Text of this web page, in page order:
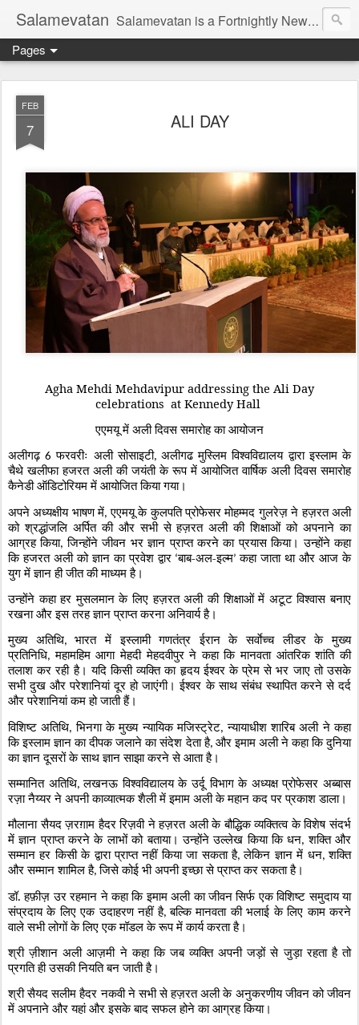
Salamevatan Salamevatan is a Fortnightly Newspaper published from Aligarh, India. Established on 15th August, 2003, the Newspaper aims to provide quality News, Views, Articles, Essays, interviews and many other things which are beneficial to the Common people of India, making them aware and helping them in performing their day to day activities more efficiently and effectively.
Pages
FEB
7 ALI DAY
Agha Mehdi Mehdavipur addressing the Ali Day
celebrations at Kennedy Hall
एएमयू में अलीदिवस समारोह का आयोजन
अलीगढ़6 फरवरीः अली सोसाइटी,अलीगढ मुस्लिम विश्वविद्यालय द्वारा इस्लाम के
चैथे खलीफा हजरत अली की जयंती के रूप में आयोजित वार्षिक अली दिवस समारोह
कैनेडी ऑडिटोरियम में आयोजित किया गया।
अपने अध्यक्षीय भाषण में,एएमयू के कुलपति प्रोफेसर मोहम्मद गुलरेज़ ने हज़रत अली
को श्रद्धांजलि अर्पित की और सभी से हज़रत अली की शिक्षाओं को अपनाने का
आग्रह किया,जिन्होंने जीवन भर ज्ञान प्राप्त करने का प्रयास किया। उन्होंने कहा
कि हजरत अली को ज्ञान का प्रवेश द्वार ‘बाब-अल-इल्म’कहा जाता था और आज के
युग में ज्ञान ही जीत की माध्यम है।
उन्होंने कहा हर मुसलमान के लिए हज़रत अली की शिक्षाओं में अटूट विश्वास बनाए
रखना और इस तरह ज्ञान प्राप्त करना अनिवार्य है।
मुख्य अतिथि,भारत में इस्लामी गणतंत्र ईरान के सर्वाेच्च लीडर के मुख्य
प्रतिनिधि,महामहिम आगा मेहदी मेहदवीपुर ने कहा कि मानवता आंतरिक शांति की
तलाश कर रही है। यदि किसी व्यक्ति का हृदय ईश्वर के प्रेम से भर जाए तो उसके
सभी दुख और परेशानियां दूर हो जाएंगी। ईश्वर के साथ संबंध स्थापित करने से दर्द
और परेशानियां कम हो जाती हैं।
विशिष्ट अतिथि,भिनगा के मुख्य न्यायिक मजिस्ट्रेट,न्यायाधीश शारिब अली ने कहा
कि इस्लाम ज्ञान का दीपक जलाने का संदेश देता है, और इमाम अली ने कहा कि दुनिया
का ज्ञान दूसरों के साथ ज्ञान साझा करने से आता है।
सम्मानित अतिथि,लखनऊ विश्वविद्यालय के उर्दू विभाग के अध्यक्ष प्रोफेसर अब्बास
रज़ा नैय्यर ने अपनी काव्यात्मक शैली में इमाम अली के महान कद पर प्रकाश डाला।
मौलाना सैयद ज़रग़ाम हैदर रिज़वी ने हज़रत अली के बौद्धिक व्यक्तित्व के विशेष संदर्भ
में ज्ञान प्राप्त करने के लाभों को बताया। उन्होंने उल्लेख किया कि धन,शक्ति और
सम्मान हर किसी के द्वारा प्राप्त नहीं किया जा सकता है,लेकिन ज्ञान में धन,शक्ति
और सम्मान शामिल है,जिसे कोई भी अपनी इच्छा से प्राप्त कर सकता है।
डॉ. हफ़ीज़ उर रहमान ने कहा कि इमाम अली का जीवन सिर्फ एक विशिष्ट समुदाय या
संप्रदाय के लिए एक उदाहरण नहीं है,बल्कि मानवता की भलाई के लिए काम करने
वाले सभी लोगों के लिए एक मॉडल के रूप में कार्य करता है।
श्री ज़ीशान अली आज़मी ने कहा कि जब व्यक्ति अपनी जड़ों से जुड़ा रहता है तो
प्रगति ही उसकी नियति बन जाती है।
श्री सैयद सलीम हैदर नकवी ने सभी से हज़रत अली के अनुकरणीय जीवन को जीवन
में अपनाने और यहां और इसके बाद सफल होने का आग्रह किया।